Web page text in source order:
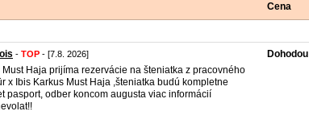
Cena
- TOP - [7.8. 2026]
Haja prijíma rezervácie na šteniatka z pracovného
x Ibis Karkus Must Haja ,šteniatka budú kompletne
pasport, odber koncom augusta viac informácií
Dohodou